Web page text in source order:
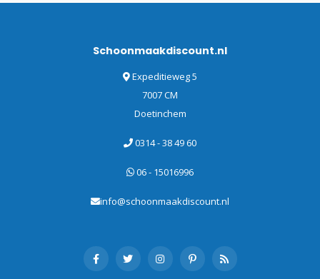
Schoonmaakdiscount.nl
Expeditieweg 5
7007 CM
Doetinchem
0314 - 38 49 60
06 - 15016996
info@schoonmaakdiscount.nl